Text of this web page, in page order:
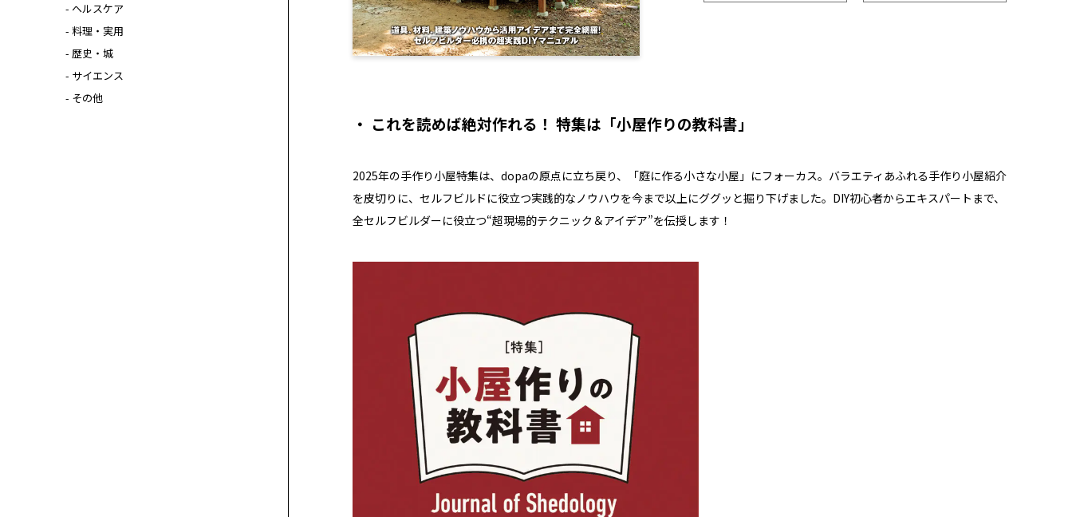
・ これを読めば絶対作れる！ 特集は「小屋作りの教科書」
2025年の手作り小屋特集は、dopaの原点に立ち戻り、「庭に作る小さな小屋」にフォーカス。バラエティあふれる手作り小屋紹介
を皮切りに、セルフビルドに役立つ実践的なノウハウを今まで以上にググッと掘り下げました。DIY初心者からエキスパートまで、
全セルフビルダーに役立つ“超現場的テクニック＆アイデア”を伝授します！
- ヘルスケア
- 料理・実用
- 歴史・城
- サイエンス
- その他